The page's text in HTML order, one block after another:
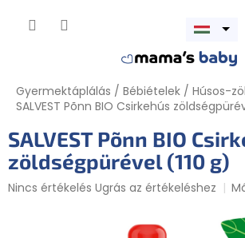
Menü
Gyermektáplálás / Bébiételek / Húsos-
SALVEST Põnn BIO Csirkehús
SALVEST Põnn BIO
zöldségpürével (110 g)
A
Nincs értékelés Ugrás az értékeléshez